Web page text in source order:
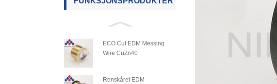
ECO Cut EDM Messing
Wire CuZn40
Renskåret EDM